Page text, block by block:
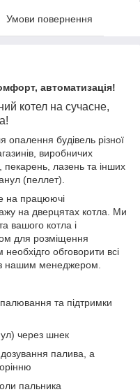
Умови повернення
автоматизація!
котел на сучасне,
опалення будівель різної
виробничих
лазень та інших
(пеллет).
на працюючі
на дверцятах котла. Ми
вашого котла і
для розміщення
обговорити всі
нашим менеджером.
та підтримки
через шнек
палива, а
пальника